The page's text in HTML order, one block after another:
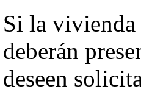
Si la vivienda
deberán
deseen